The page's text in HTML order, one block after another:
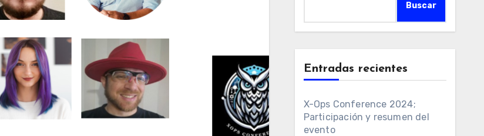
Buscar
Entradas recientes
X-Ops Conference 2024;
Participación y resumen del
evento